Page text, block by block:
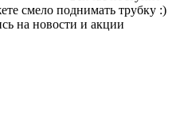
смело поднимать трубку :)
на новости и акции